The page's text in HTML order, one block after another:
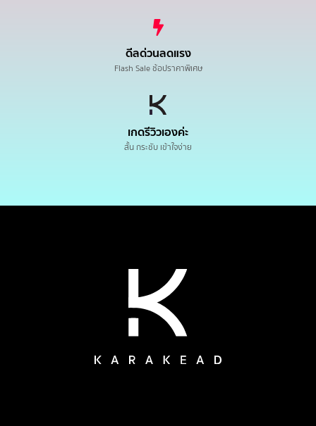
ดีลด่วนลดแรง
Flash Sale ช้อปราคาพิเศษ
เกดรีวิวเองค่ะ
สั้น กระชับ เข้าใจง่าย